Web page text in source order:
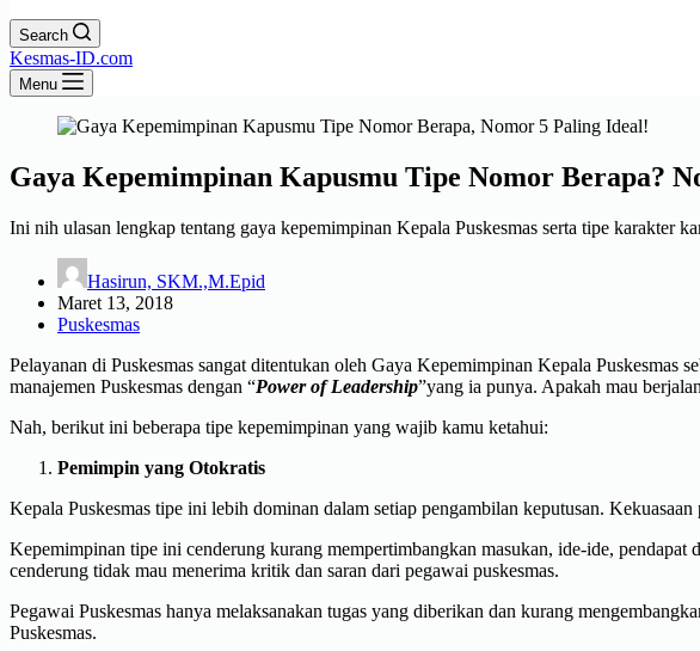
Search
Kesmas-ID.com
Menu
Gaya Kepemimpinan Kapusmu Tipe Nomor Berapa?
Ini nih ulasan lengkap tentang gaya kepemimpinan Kepala Puskesmas serta tipe karakter
Hasirun, SKM.,M.Epid
Maret 13, 2018
Puskesmas
Pelayanan di Puskesmas sangat ditentukan oleh Gaya Kepemimpinan Kepala Puskesmas
manajemen Puskesmas dengan “Power of Leadership”yang ia punya. Apakah mau
Nah, berikut ini beberapa tipe kepemimpinan yang wajib kamu ketahui:
Pemimpin yang Otokratis
Kepala Puskesmas tipe ini lebih dominan dalam setiap pengambilan keputusan.
Kepemimpinan tipe ini cenderung kurang mempertimbangkan masukan, ide-ide,
cenderung tidak mau menerima kritik dan saran dari pegawai puskesmas.
Pegawai Puskesmas hanya melaksanakan tugas yang diberikan dan kurang
Puskesmas.